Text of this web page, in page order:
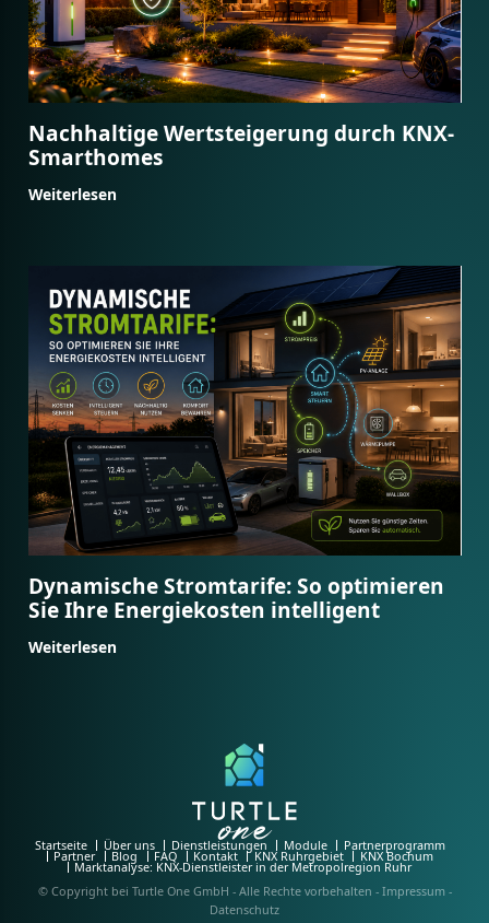
Nachhaltige Wertsteigerung durch KNX-
Smarthomes
Weiterlesen
Dynamische Stromtarife: So optimieren
Sie Ihre Energiekosten intelligent
Weiterlesen
Startseite Über uns Dienstleistungen Module Partnerprogramm
Partner Blog FAQ Kontakt KNX Ruhrgebiet KNX Bochum
Marktanalyse: KNX-Dienstleister in der Metropolregion Ruhr
© Copyright bei Turtle One GmbH - Alle Rechte vorbehalten - Impressum-
Datenschutz